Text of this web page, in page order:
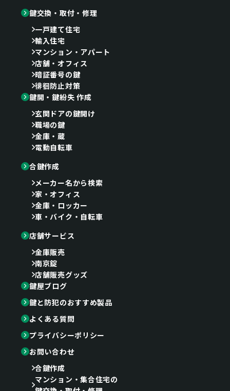
鍵交換・取付・修理
一戸建て住宅
輸入住宅
マンション・アパート
店舗・オフィス
暗証番号の鍵
徘徊防止対策
鍵開・鍵紛失 作成
玄関ドアの鍵開け
職場の鍵
金庫・蔵
電動自転車
合鍵作成
メーカー名から検索
家・オフィス
金庫・ロッカー
車・バイク・自転車
店舗サービス
金庫販売
南京錠
店舗販売グッズ
鍵屋ブログ
鍵と防犯のおすすめ製品
よくある質問
プライバシーポリシー
お問い合わせ
合鍵作成
マンション・集合住宅の